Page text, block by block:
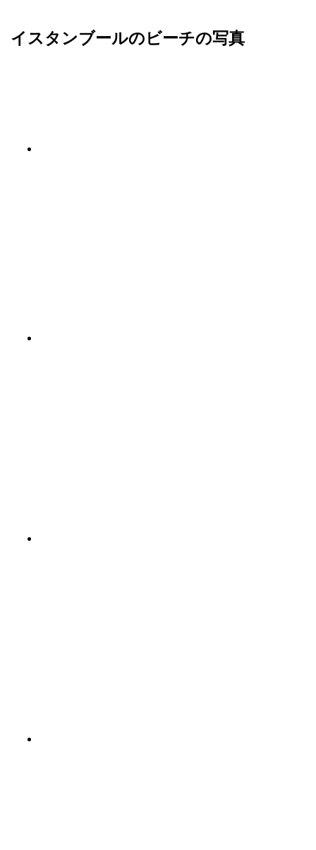
イスタンブールのビーチの写真